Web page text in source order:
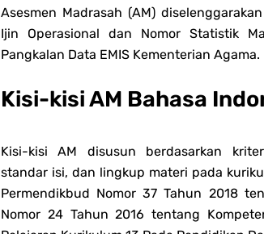
Asesmen Madrasah (AM)
Ijin Operasional dan Nomor Statistik
Pangkalan Data EMIS Kementerian Agama.
Kisi-kisi AM Bahasa
Kisi-kisi AM disusun berdasarkan
standar isi, dan lingkup materi pada
Permendikbud Nomor 37 Tahun 2018
Nomor 24 Tahun 2016 tentang